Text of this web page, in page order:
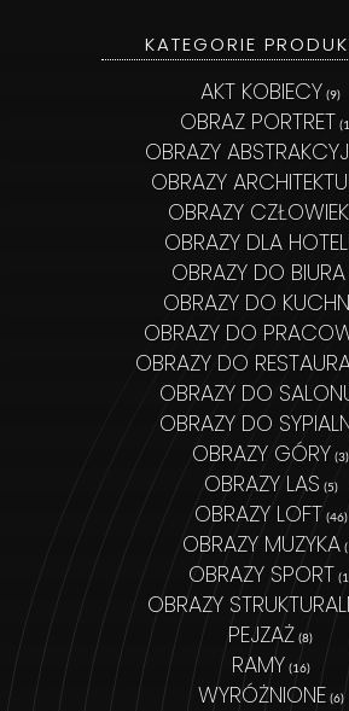
KATEGORIE
AKT KOBIECY (9)
OBRAZ PORTRET
OBRAZY
OBRAZY
OBRAZY CZŁOWIEK
OBRAZY DLA HOTELI
OBRAZY DO BIURA
OBRAZY DO
OBRAZY DO
OBRAZY DO
OBRAZY DO
OBRAZY DO
OBRAZY GÓRY (3)
OBRAZY LAS (5)
OBRAZY LOFT (46)
OBRAZY MUZYKA
OBRAZY SPORT
OBRAZY
PEJZAŻ (8)
RAMY (16)
WYRÓŻNIONE (6)